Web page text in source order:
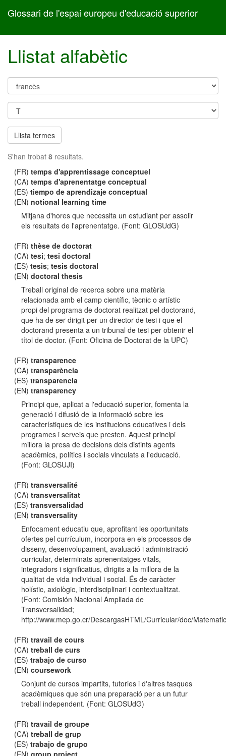
Glossari de l'espai europeu d'educació superior
Llistat alfabètic
Llista termes
S'han trobat 8 resultats.
(FR)temps d'apprentissage conceptuel
(CA)temps d'aprenentatge conceptual
(ES)tiempo de aprendizaje conceptual
(EN)notional learning time
Mitjana d'hores que necessita un estudiant per assolir
els resultats de l'aprenentatge. (Font: GLOSUdG)
(FR)thèse de doctorat
(CA)tesi;tesi doctoral
(ES)tesis;tesis doctoral
(EN)doctoral thesis
Treball original de recerca sobre una matèria
relacionada amb el camp científic, tècnic o artístic
propi del programa de doctorat realitzat pel doctorand,
que ha de ser dirigit per un director de tesi i que el
doctorand presenta a un tribunal de tesi per obtenir el
títol de doctor. (Font: Oficina de Doctorat de la UPC)
(FR)transparence
(CA)transparència
(ES)transparencia
(EN)transparency
Principi que, aplicat a l'educació superior, fomenta la
generació i difusió de la informació sobre les
característiques de les institucions educatives i dels
programes i serveis que presten. Aquest principi
millora la presa de decisions dels distints agents
acadèmics, polítics i socials vinculats a l'educació.
(Font: GLOSUJI)
(FR)transversalité
(CA)transversalitat
(ES)transversalidad
(EN)transversality
Enfocament educatiu que, aprofitant les oportunitats
ofertes pel currículum, incorpora en els processos de
disseny, desenvolupament, avaluació i administració
curricular, determinats aprenentatges vitals,
integradors i significatius, dirigits a la millora de la
qualitat de vida individual i social. És de caràcter
holístic, axiològic, interdisciplinari i contextualitzat.
(Font: Comisión Nacional Ampliada de
Transversalidad;
http://www.mep.go.cr/DescargasHTML/Curricular/doc/
(FR)travail de cours
(CA)treball de curs
(ES)trabajo de curso
(EN)coursework
Conjunt de cursos impartits, tutories i d'altres tasques
acadèmiques que són una preparació per a un futur
treball independent. (Font: GLOSUdG)
(FR)travail de groupe
(CA)treball de grup
(ES)trabajo de grupo
(EN)group project